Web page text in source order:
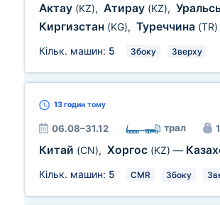
Актау (KZ), Атирау (KZ),
Киргизстан (KG), Туреччина (TR)
Кільк. машин: 5 Збоку Зверху
13 годин тому
06.08–31.12 трал
Китай (CN), Хоргос (KZ) —
Кільк. машин: 5 CMR Збоку